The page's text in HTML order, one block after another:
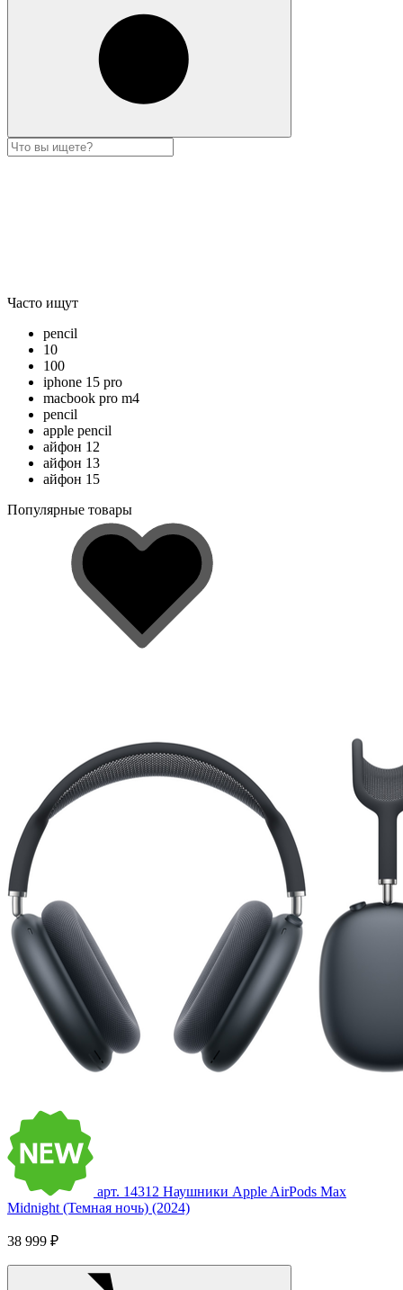
Часто ищут
pencil
10
100
iphone 15 pro
macbook pro m4
pencil
apple pencil
айфон 12
айфон 13
айфон 15
Популярные товары
арт. 14312 Наушники Apple AirPods Max
Midnight (Темная ночь) (2024)
38 999 ₽